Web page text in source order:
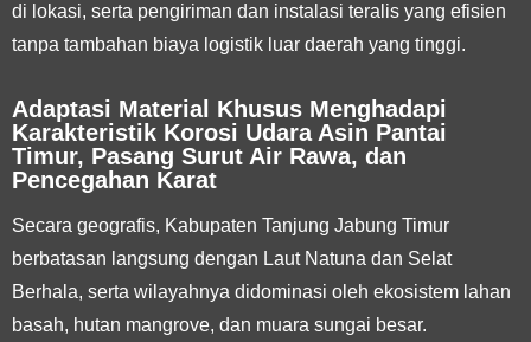
di lokasi, serta pengiriman dan instalasi teralis yang efisien
tanpa tambahan biaya logistik luar daerah yang tinggi.
Adaptasi Material Khusus Menghadapi
Karakteristik Korosi Udara Asin Pantai
Timur, Pasang Surut Air Rawa, dan
Pencegahan Karat
Secara geografis, Kabupaten Tanjung Jabung Timur
berbatasan langsung dengan Laut Natuna dan Selat
Berhala, serta wilayahnya didominasi oleh ekosistem lahan
basah, hutan mangrove, dan muara sungai besar.